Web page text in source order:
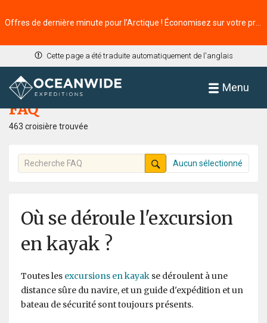
Cette page a été traduite automatiquement de l'anglais
Menu
Accueil
FAQ
463 croisière trouvée
Aucun sélectionné
Où se déroule l'excursion
en kayak ?
Toutes les excursions en kayak se déroulent à une
distance sûre du navire, et un guide d'expédition et un
bateau de sécurité sont toujours présents.